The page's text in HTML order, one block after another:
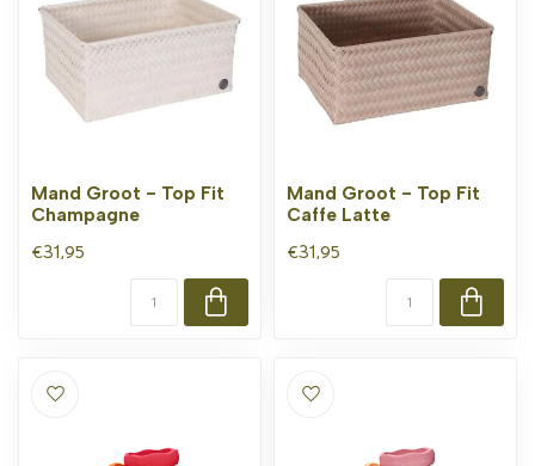
Mand Groot - Top Fit
Champagne
€31,95
Mand Groot - Top Fit
Caffe Latte
€31,95